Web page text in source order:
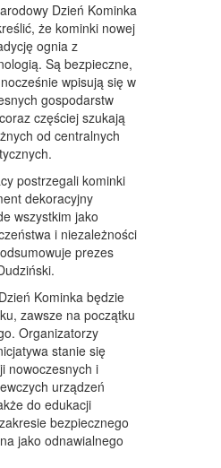
Dzień Kominka
że kominki nowej
ognia z
Są bezpieczne,
wpisują się w
gospodarstw
częściej szukają
od centralnych
postrzegali kominki
dekoracyjny
wszystkim jako
i niezależności
prezes
Kominka będzie
zawsze na początku
Organizatorzy
stanie się
nowoczesnych i
urządzeń
do edukacji
bezpiecznego
jako odnawialnego